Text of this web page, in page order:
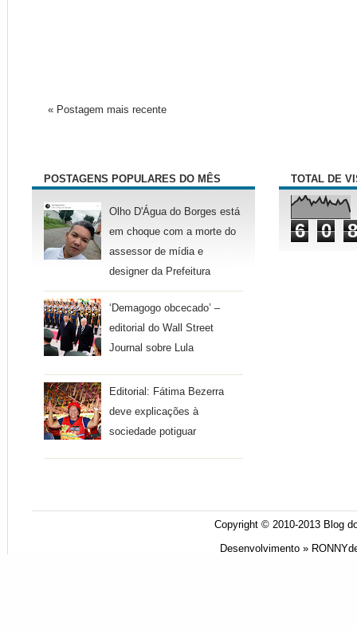
« Postagem mais recente
POSTAGENS POPULARES DO MÊS
Olho D'Água do Borges está
em choque com a morte do
assessor de mídia e
designer da Prefeitura
‘Demagogo obcecado’ –
editorial do Wall Street
Journal sobre Lula
Editorial: Fátima Bezerra
deve explicações à
sociedade potiguar
TOTAL DE
6 0 8
Copyright © 2010-2013 Blog
Desenvolvimento »